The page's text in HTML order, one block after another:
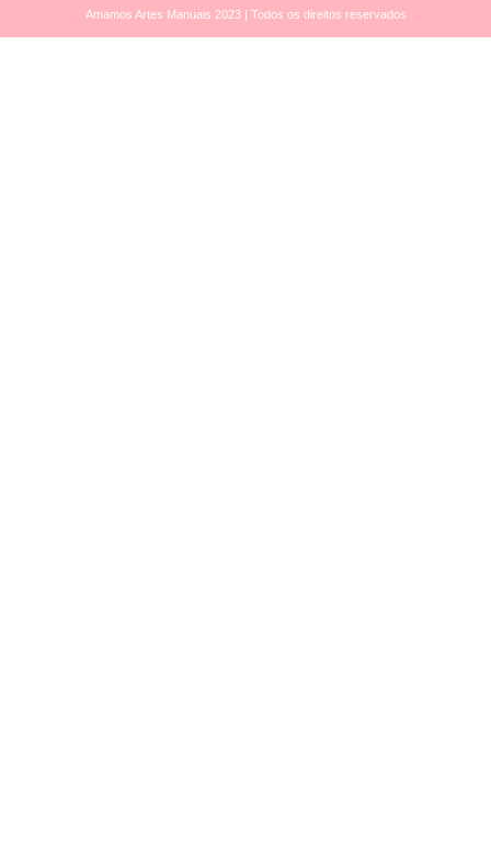
Amamos Artes Manuais 2023 | Todos os direitos reservados